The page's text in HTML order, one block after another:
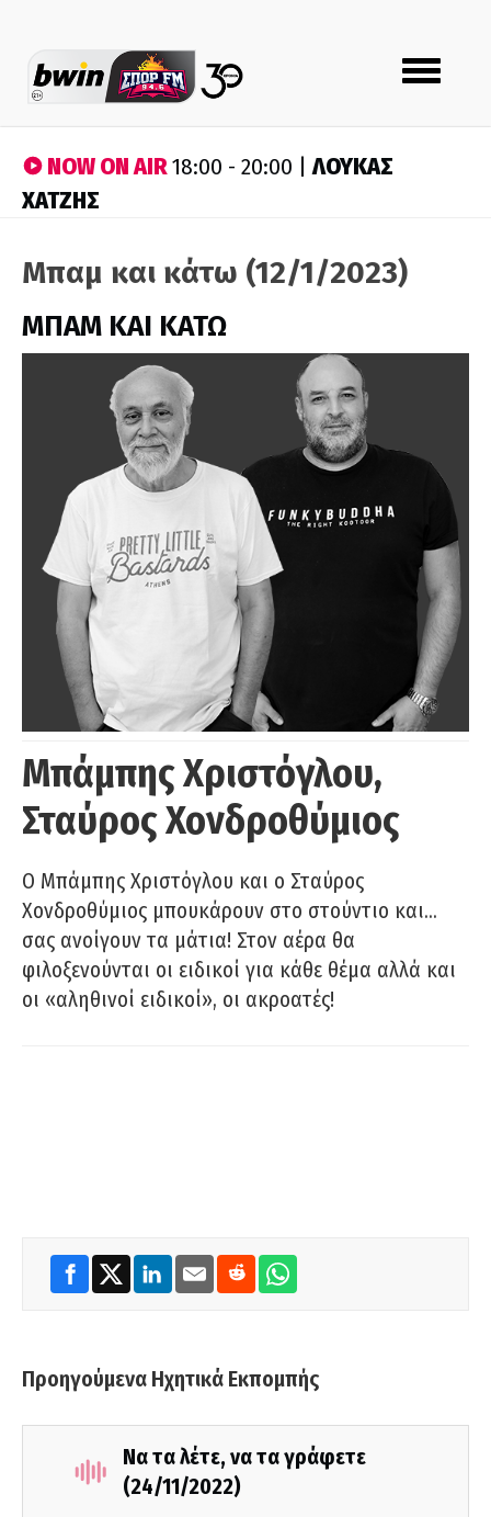
Toggle
navigation
NOW ON AIR18:00 - 20:00 |ΛΟΥΚΑΣ
ΧΑΤΖΗΣ
Μπαμ και κάτω (12/1/2023)
ΜΠΑΜ ΚΑΙ ΚΑΤΩ
Μπάμπης Χριστόγλου,
Σταύρος Χονδροθύμιος
O Μπάμπης Χριστόγλου και ο Σταύρος
Χονδροθύμιος μπουκάρουν στο στούντιο και…
σας ανοίγουν τα μάτια! Στον αέρα θα
φιλοξενούνται οι ειδικοί για κάθε θέμα αλλά και
οι «αληθινοί ειδικοί», οι ακροατές!
Προηγούμενα Ηχητικά Εκπομπής
Να τα λέτε, να τα γράφετε
(24/11/2022)